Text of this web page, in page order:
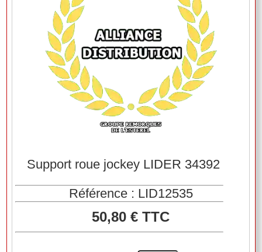
Support roue jockey LIDER 34392
Référence : LID12535
50,80 € TTC